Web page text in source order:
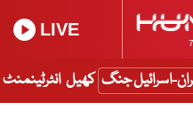
LIVE
اسرائیل جنگ کھیل انٹرٹینمنٹ